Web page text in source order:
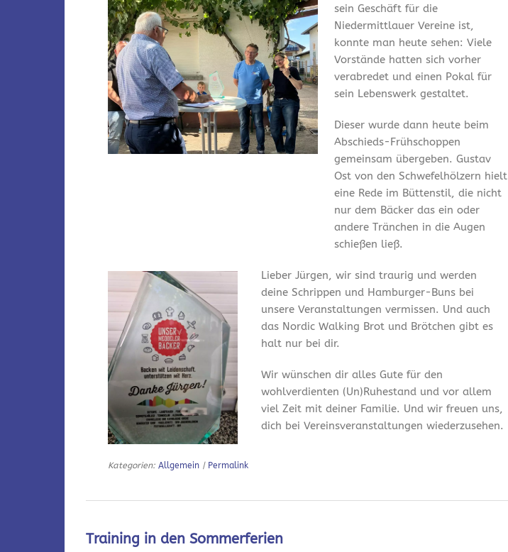
sein Geschäft für die
Niedermittlauer Vereine ist,
konnte man heute sehen: Viele
Vorstände hatten sich vorher
verabredet und einen Pokal für
sein Lebenswerk gestaltet.
Dieser wurde dann heute beim
Abschieds-Frühschoppen
gemeinsam übergeben. Gustav
Ost von den Schwefelhölzern hielt
eine Rede im Büttenstil, die nicht
nur dem Bäcker das ein oder
andere Tränchen in die Augen
schießen ließ.
Lieber Jürgen, wir sind traurig und werden
deine Schrippen und Hamburger-Buns bei
unsere Veranstaltungen vermissen. Und auch
das Nordic Walking Brot und Brötchen gibt es
halt nur bei dir.
Wir wünschen dir alles Gute für den
wohlverdienten (Un)Ruhestand und vor allem
viel Zeit mit deiner Familie. Und wir freuen uns,
dich bei Vereinsveranstaltungen wiederzusehen.
Kategorien:Allgemein | Permalink
Training in den Sommerferien